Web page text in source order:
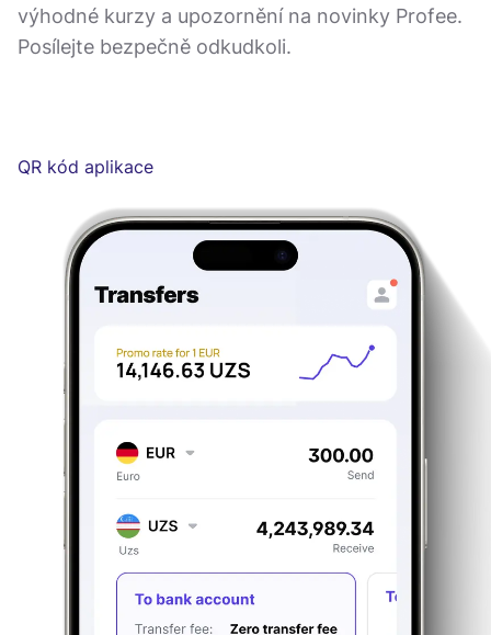
výhodné kurzy a upozornění na novinky Profee.
Posílejte bezpečně odkudkoli.
QR kód aplikace